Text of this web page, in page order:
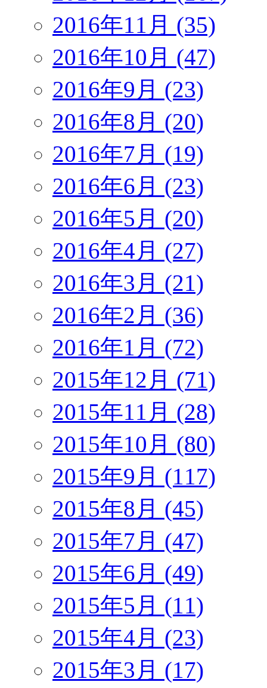
2016年11月 (35)
2016年10月 (47)
2016年9月 (23)
2016年8月 (20)
2016年7月 (19)
2016年6月 (23)
2016年5月 (20)
2016年4月 (27)
2016年3月 (21)
2016年2月 (36)
2016年1月 (72)
2015年12月 (71)
2015年11月 (28)
2015年10月 (80)
2015年9月 (117)
2015年8月 (45)
2015年7月 (47)
2015年6月 (49)
2015年5月 (11)
2015年4月 (23)
2015年3月 (17)